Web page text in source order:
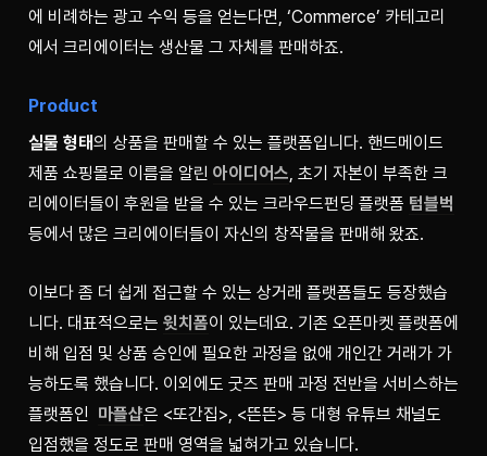
에 비례하는 광고 수익 등을 얻는다면, ‘Commerce’ 카테고리
에서 크리에이터는 생산물 그 자체를 판매하죠.
Product
실물 형태의 상품을 판매할 수 있는 플랫폼입니다. 핸드메이드
제품 쇼핑몰로 이름을 알린 아이디어스, 초기 자본이 부족한 크
리에이터들이 후원을 받을 수 있는 크라우드펀딩 플랫폼 텀블벅
등에서 많은 크리에이터들이 자신의 창작물을 판매해 왔죠.
이보다 좀 더 쉽게 접근할 수 있는 상거래 플랫폼들도 등장했습
니다. 대표적으로는 윗치폼이 있는데요. 기존 오픈마켓 플랫폼에
비해 입점 및 상품 승인에 필요한 과정을 없애 개인간 거래가 가
능하도록 했습니다. 이외에도 굿즈 판매 과정 전반을 서비스하는
플랫폼인 마플샵은 <또간집>, <뜬뜬> 등 대형 유튜브 채널도
입점했을 정도로 판매 영역을 넓혀가고 있습니다.